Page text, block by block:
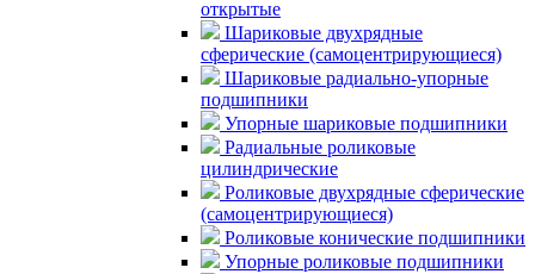
открытые
Шариковые двухрядные
сферические (самоцентрирующиеся)
Шариковые радиально-упорные
подшипники
Упорные шариковые подшипники
Радиальные роликовые
цилиндрические
Роликовые двухрядные сферические
(самоцентрирующиеся)
Роликовые конические подшипники
Упорные роликовые подшипники